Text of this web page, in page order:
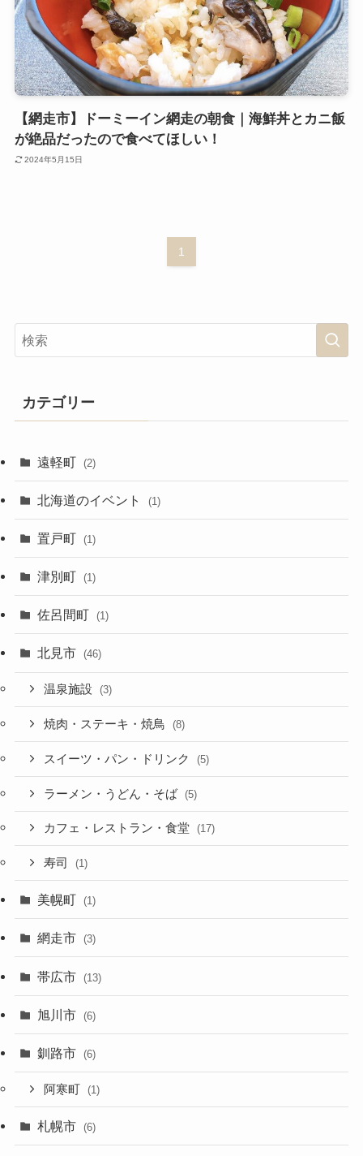
【網走市】ドーミーイン網走の朝食｜海鮮丼とカニ飯
が絶品だったので食べてほしい！
2024年5月15日
1
カテゴリー
遠軽町 (2)
北海道のイベント (1)
置戸町 (1)
津別町 (1)
佐呂間町 (1)
北見市 (46)
温泉施設 (3)
焼肉・ステーキ・焼鳥 (8)
スイーツ・パン・ドリンク (5)
ラーメン・うどん・そば (5)
カフェ・レストラン・食堂 (17)
寿司 (1)
美幌町 (1)
網走市 (3)
帯広市 (13)
旭川市 (6)
釧路市 (6)
阿寒町 (1)
札幌市 (6)